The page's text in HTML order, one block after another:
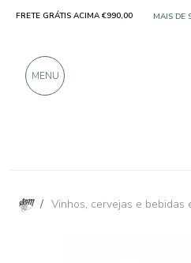
/ Vinhos, cervejas e bebidas
FRETE GRÁTIS ACIMA €990,00
MENU